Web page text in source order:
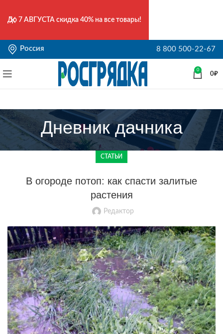
Россия 8 800 500-22-67
0
0₽
Дневник дачника
СТАТЬИ
В огороде потоп: как спасти залитые
растения
Редактор
До 7 АВГУСТА скидка 40% на все товары!